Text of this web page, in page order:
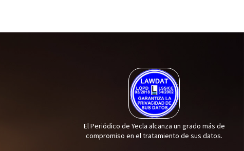
El Periódico de Yecla alcanza un grado más de
compromiso en el tratamiento de sus datos.